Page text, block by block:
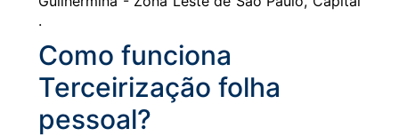
.
Como funciona
Terceirização folha
pessoal?